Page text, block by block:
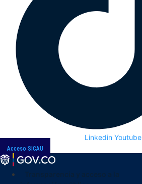
Linkedin Youtube
Acceso SICAU